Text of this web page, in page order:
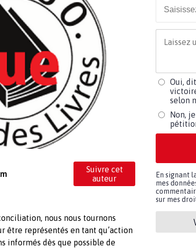
Suivre cet
auteur
nous nous tournons
être représentés en tant qu’action
informés dès que possible de
Oui,
selon
Non,
En signant
mes
sur mes